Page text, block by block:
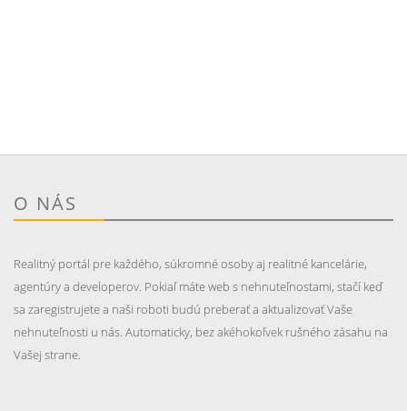
O NÁS
Realitný portál pre každého, súkromné osoby aj realitné kancelárie,
agentúry a developerov. Pokiaľ máte web s nehnuteľnostami, stačí keď
sa zaregistrujete a naši roboti budú preberať a aktualizovať Vaše
nehnuteľnosti u nás. Automaticky, bez akéhokoľvek rušného zásahu na
Vašej strane.